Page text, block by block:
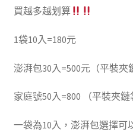
買越多越划算
1袋10入=180元
澎湃包30入=500元（平裝夾
家庭號50入=800 （平裝夾鏈
一袋為10入，澎湃包選擇可